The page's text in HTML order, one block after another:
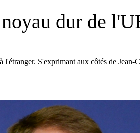
dur de
S'exprimant aux côtés de